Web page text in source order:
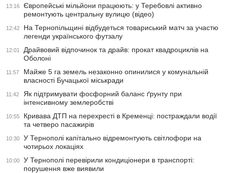
13:16
Європейські мільйони працюють: у Теребовлі активно
ремонтують центральну вулицю (відео)
12:42
На Тернопільщині відбудеться товариський матч за участю
легенди українського футзалу
12:01
Драйвовий відпочинок та драйв: прокат квадроциклів на
Оболоні
11:57
Майже 5 га земель незаконно опинилися у комунальній
власності Бучацької міськради
11:42
Як підтримувати фосфорний баланс ґрунту при
інтенсивному землеробстві
10:55
Кривава ДТП на перехресті в Кременці: постраждали водії
та четверо пасажирів
10:30
У Тернополі капітально відремонтують світлофори на
чотирьох локаціях
10:00
У Тернополі перевірили кондиціонери в транспорті:
порушення вже виявили